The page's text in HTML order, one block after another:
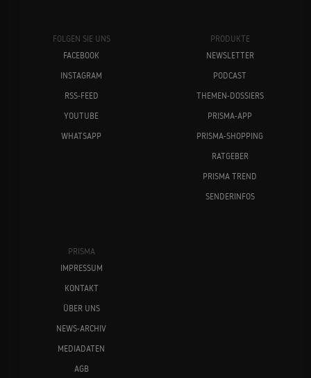
FOLGEN SIE UNS
FACEBOOK
INSTAGRAM
RSS-FEED
YOUTUBE
WHATSAPP
PRODUKTE
NEWSLETTER
PODCAST
THEMEN-DOSSIERS
PRISMA-APP
PRISMA-SHOPPING
RATGEBER
PRISMA TREND
SENDERINFOS
PRISMA
IMPRESSUM
KONTAKT
ÜBER UNS
NEWS-ARCHIV
MEDIADATEN
AGB